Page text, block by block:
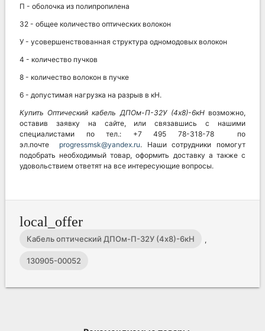
П - оболочка из полипропилена
32 - общее количество оптических волокон
У - усовершенствованная структура одномодовых волокон
4 - количество пучков
8 - количество волокон в пучке
6 - допустимая нагрузка на разрыв в кН.
Купить Оптический кабельДПОм-П-32У (4х8)-6кНвозможно,
оставив заявку на сайте, или связавшись с нашими
специалистами по тел.: +7 495 78-318-78 по
эл.почте progressmsk@yandex.ru. Наши сотрудники помогут
подобрать необходимый товар, оформить доставку а также с
удовольствием ответят на все интересующие вопросы.
local_offer
Кабель оптический ДПОм-П-32У (4х8)-6кН ,
130905-00052